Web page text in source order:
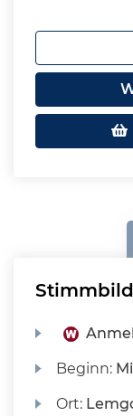
Beginn:
Ort: